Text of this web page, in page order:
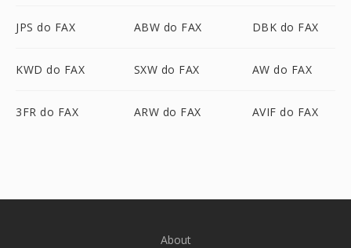
JPS do FAX ABW do FAX DBK do FAX
KWD do FAX SXW do FAX AW do FAX
3FR do FAX ARW do FAX AVIF do FAX
About